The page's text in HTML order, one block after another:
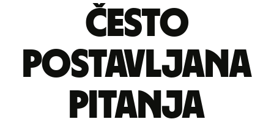
Često
postavljana
pitanja